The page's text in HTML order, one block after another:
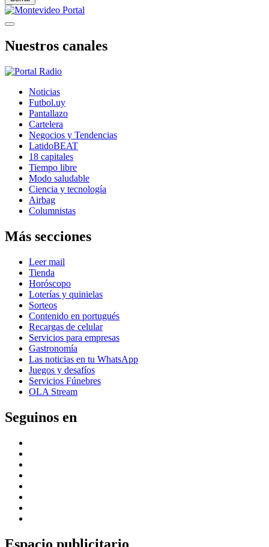
Nuestros canales
Noticias
Futbol.uy
Pantallazo
Cartelera
Negocios y Tendencias
LatidoBEAT
18 capitales
Tiempo libre
Modo saludable
Ciencia y tecnología
Airbag
Columnistas
Más secciones
Leer mail
Tienda
Horóscopo
Loterías y quinielas
Sorteos
Contenido en portugués
Recargas de celular
Servicios para empresas
Gastronomía
Las noticias en tu WhatsApp
Juegos y desafíos
Servicios Fúnebres
OLA Stream
Seguinos en